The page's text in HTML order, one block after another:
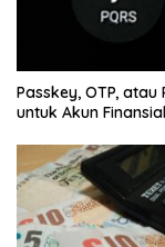
Passkey, OTP,
untuk Akun